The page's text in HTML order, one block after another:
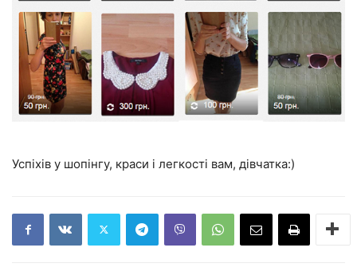
Успіхів у шопінгу, краси і легкості вам, дівчатка:)